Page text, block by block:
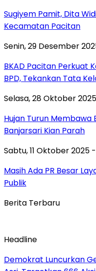
Sugiyem Pamit, Dita
Kecamatan Pacitan
Senin, 29 Desember
BKAD Pacitan Perkuat
BPD, Tekankan Tata
Selasa, 28 Oktober
Hujan Turun Membawa
Banjarsari Kian Parah
Sabtu, 11 Oktober 2025 -
Masih Ada PR Besar
Publik
Berita Terbaru
Headline
Demokrat Luncurkan